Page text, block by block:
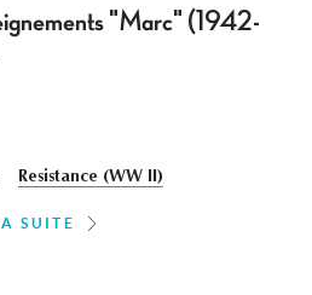
"Marc" (1942-
Resistance (WW II)
SUITE